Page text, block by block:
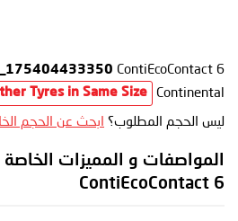
ContiEcoContact 6
Continental
Tyres in Same Size
ليس الحجم المطلوب؟ ابحث عن الحجم
ContiEcoContact 6